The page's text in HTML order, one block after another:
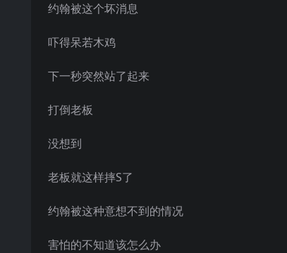
约翰被这个坏消息
吓得呆若木鸡
下一秒突然站了起来
打倒老板
没想到
老板就这样摔S了
约翰被这种意想不到的情况
害怕的不知道该怎么办